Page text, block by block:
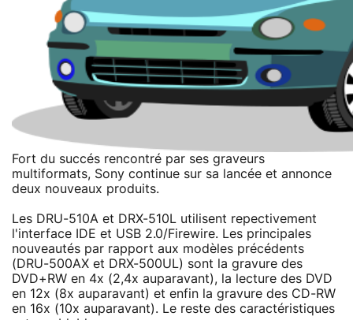
Fort du succés rencontré par ses graveurs
multiformats, Sony continue sur sa lancée et annonce
deux nouveaux produits.
Les DRU-510A et DRX-510L utilisent repectivement
l'interface IDE et USB 2.0/Firewire. Les principales
nouveautés par rapport aux modèles précédents
(DRU-500AX et DRX-500UL) sont la gravure des
DVD+RW en 4x (2,4x auparavant), la lecture des DVD
en 12x (8x auparavant) et enfin la gravure des CD-RW
en 16x (10x auparavant). Le reste des caractéristiques